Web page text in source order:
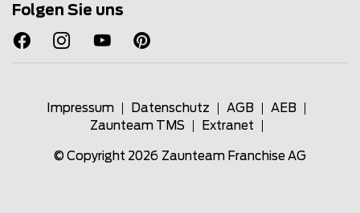
Folgen Sie uns
Impressum Datenschutz AGB
AEB
Zaunteam TMS
Extranet
© Copyright 2026 Zaunteam Franchise AG